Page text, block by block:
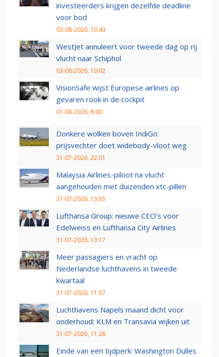
investeerders krijgen dezelfde deadline
voor bod
03-08-2026, 10:43
WestJet annuleert voor tweede dag op rij
vlucht naar Schiphol
03-08-2026, 10:02
VisionSafe wijst Europese airlines op
gevaren rook in de cockpit
01-08-2026, 8:00
Donkere wolken boven IndiGo:
prijsvechter doet widebody-vloot weg
31-07-2026, 22:01
Malaysia Airlines-piloot na vlucht
aangehouden met duizenden xtc-pillen
31-07-2026, 13:55
Lufthansa Group: nieuwe CEO’s voor
Edelweiss en Lufthansa City Airlines
31-07-2026, 13:17
Meer passagiers en vracht op
Nederlandse luchthavens in tweede
kwartaal
31-07-2026, 11:57
Luchthavens Napels maand dicht voor
onderhoud: KLM en Transavia wijken uit
31-07-2026, 11:28
Einde van een tijdperk: Washington Dulles